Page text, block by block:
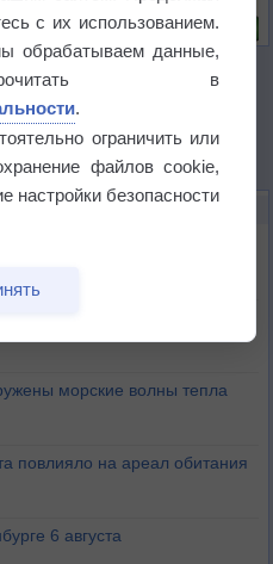
по метеоусловиям
морские волны тепла
повлияло на ареал обитания
6 августа
с их использованием.
обрабатываем данные,
в
.
ограничить или
файлов cookie,
настройки безопасности